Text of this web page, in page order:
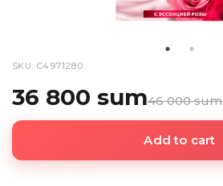
SKU: C4971280
36 800 sum46 000 sum
Add to cart